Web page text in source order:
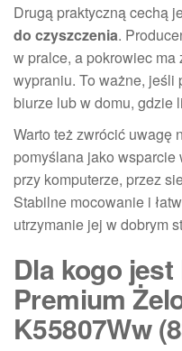
Drugą praktyczną cechą
do czyszczenia.
w pralce, a pokrowiec
wypraniu. To ważne, jeśli
biurze lub w domu, gdzie
Warto też zwrócić uwagę
pomyślana jako
przy komputerze, przez
Stabilne mocowanie i
utrzymanie jej w dobrym
Dla kogo
Premium
K55807Ww